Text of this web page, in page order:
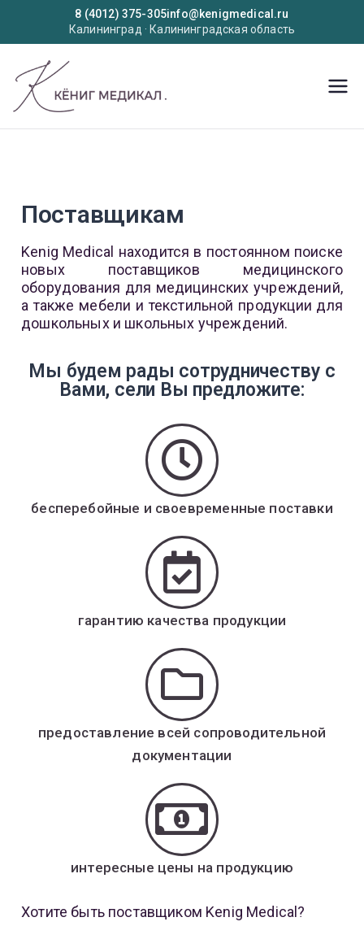
8 (4012) 375-305info@kenigmedical.ru
Калининград · Калининградская область
Медицинское оборудование
Поставщикам
Kenig Medical находится в постоянном поиске
новых поставщиков медицинского
оборудования для медицинских учреждений,
а также мебели и текстильной продукции для
дошкольных и школьных учреждений.
Мы будем рады сотрудничеству с
Вами, сели Вы предложите:
бесперебойные и своевременные поставки
гарантию качества продукции
предоставление всей сопроводительной
документации
интересные цены на продукцию
Хотите быть поставщиком Kenig Medical?